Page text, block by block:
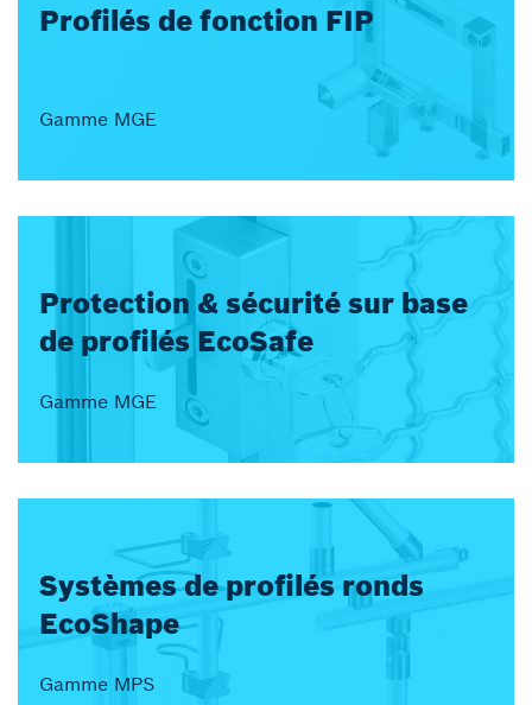
Profilés de fonction FIP
Gamme MGE
Protection & sécurité sur base
de profilés EcoSafe
Gamme MGE
Systèmes de profilés ronds
EcoShape
Gamme MPS